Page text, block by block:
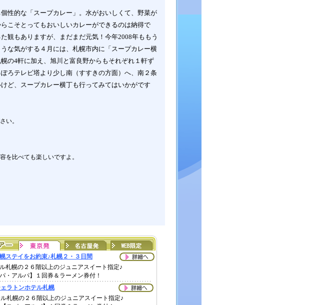
性的な「スープカレー」。水がおいしくて、野菜が
こそとってもおいしいカレーができるのは納得で
観もありますが、まだまだ元気！今年2008年ももう
な気がする４月には、札幌市内に「スープカレー横
の4軒に加え、旭川と富良野からもそれぞれ１軒ず
ろテレビ塔より少し南（すすきの方面）へ、南２条
ど、スープカレー横丁も行ってみてはいかがです
い。
を比べても楽しいですよ。